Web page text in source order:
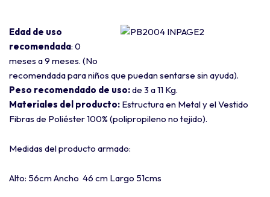
Edad de uso
recomendada: 0
meses a 9 meses. (No
recomendada para niños que puedan sentarse sin ayuda).
Peso recomendado de uso:de 3 a 11 Kg.
Materiales del producto: Estructura en Metal y el Vestido
Fibras de Poliéster 100% (polipropileno no tejido).
Medidas del producto armado:
Alto: 56cm Ancho 46 cm Largo 51cms